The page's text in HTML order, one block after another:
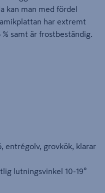
kan man med fördel
har extremt
samt är frostbeständig.
entrégolv, grovkök, klarar
lutningsvinkel 10-19°